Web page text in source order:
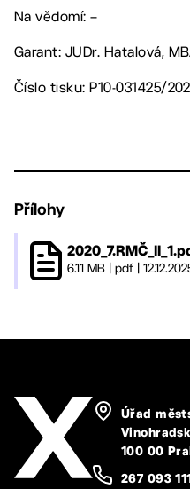
Na vědomí: –
Garant: JUDr. Hatalová,
Číslo tisku: P10-031425/
Přílohy
6.11 MB pdf
Úřad
100 00
267 093 111